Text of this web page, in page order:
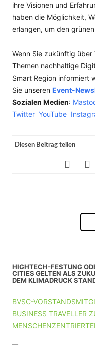
ihre Visionen und
haben die Möglichkeit,
erlangen, um den
Wenn Sie zukünftig
Themen nachhaltige
Smart Region informiert
Sie unseren Event-
Sozialen Medien:
Twitter YouTube
Diesen Beitrag teilen
HIGHTECH-FESTUNG
CITIES GELTEN ALS
DEM KLIMADRUCK
BVSC-
BUSINESS TRAVELLER